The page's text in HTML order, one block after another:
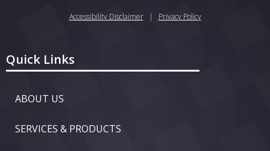
Accessibility Disclaimer| Privacy Policy
Quick Links
ABOUT US
SERVICES & PRODUCTS